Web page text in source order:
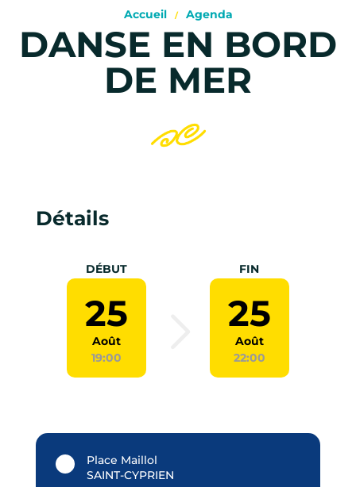
Accueil Agenda
DANSE EN BORD
DE MER
Détails
DÉBUT
25
Août
19:00
FIN
25
Août
22:00
Place Maillol
SAINT-CYPRIEN